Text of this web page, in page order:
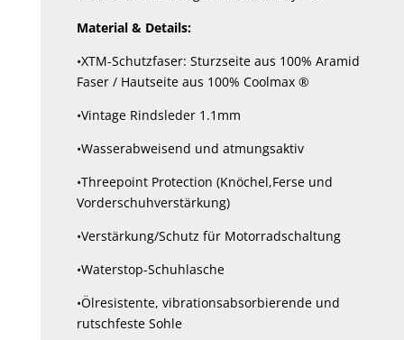
Material & Details:
•XTM-Schutzfaser: Sturzseite aus 100% Aramid
Faser / Hautseite aus 100% Coolmax ®
•Vintage Rindsleder 1.1mm
•Wasserabweisend und atmungsaktiv
•Threepoint Protection (Knöchel,Ferse und
Vorderschuhverstärkung)
•Verstärkung/Schutz für Motorradschaltung
•Waterstop-Schuhlasche
•Ölresistente, vibrationsabsorbierende und
rutschfeste Sohle